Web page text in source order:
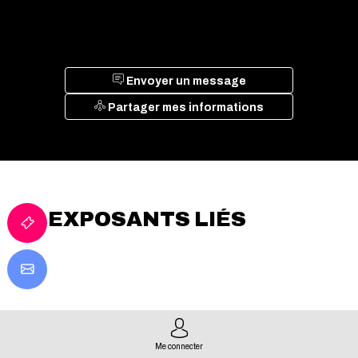
Envoyer un message
Partager mes informations
EXPOSANTS LIÉS
Me connecter